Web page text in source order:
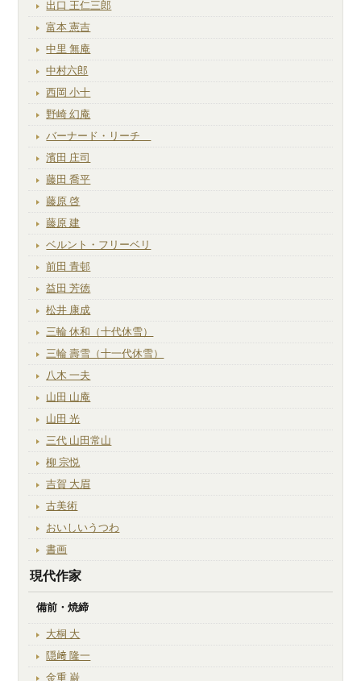
出口 王仁三郎
富本 憲吉
中里 無庵
中村六郎
西岡 小十
野崎 幻庵
バーナード・リーチ
濱田 庄司
藤田 喬平
藤原 啓
藤原 建
ベルント・フリーベリ
前田 青邨
益田 芳徳
松井 康成
三輪 休和（十代休雪）
三輪 壽雪（十一代休雪）
八木 一夫
山田 山庵
山田 光
三代 山田常山
柳 宗悦
吉賀 大眉
古美術
おいしいうつわ
書画
現代作家
備前・焼締
大桐 大
隠﨑 隆一
金重 巌